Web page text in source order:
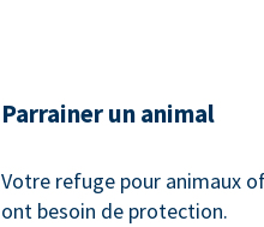
Parrainer un animal
Votre refuge pour animaux
ont besoin de protection.